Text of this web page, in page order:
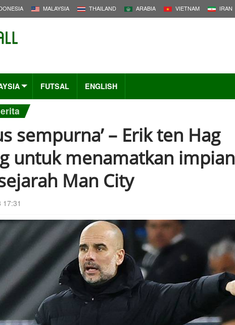
MALAYSIA THAILAND ARABIA VIETNAM IRAN
FUTSAL ENGLISH
sempurna’ – Erik ten Hag
untuk menamatkan impian
Man City
17:31